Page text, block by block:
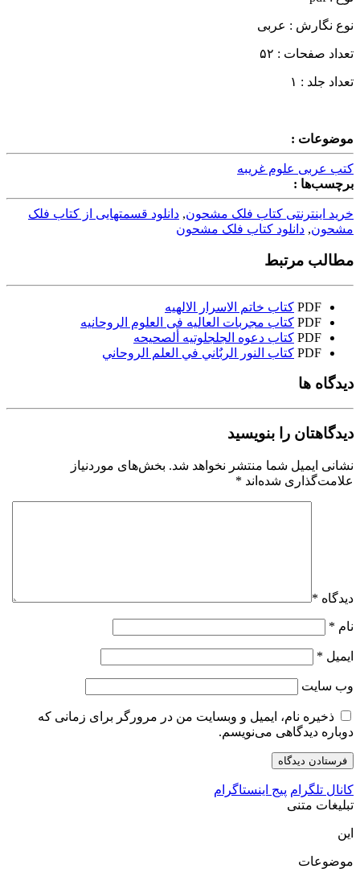
نوع نگارش : عربی
تعداد صفحات : ۵۲
تعداد جلد : ۱
موضوعات :
کتب عربی علوم غریبه
برچسب‌ها :
خرید اینترنتی کتاب فلک مشحون, دانلود قسمتهایی از کتاب فلک
مشحون, دانلود کتاب فلک مشحون
مطالب مرتبط
PDF کتاب خاتم الاسرار الالهیه
PDF کتاب مجربات العالیه فی العلوم الروحانیه
PDF کتاب دعوه الجلجلوتیه ألصحیحه
PDF کتاب النور الربٌاني في العلم الروحاني
دیدگاه ها
دیدگاهتان را بنویسید
نشانی ایمیل شما منتشر نخواهد شد. بخش‌های موردنیاز
علامت‌گذاری شده‌اند *
دیدگاه *
نام *
ایمیل *
وب‌ سایت
ذخیره نام، ایمیل و وبسایت من در مرورگر برای زمانی که
دوباره دیدگاهی می‌نویسم.
کانال تلگرام پیج اینستاگرام
تبلیغات متنی
این
موضوعات